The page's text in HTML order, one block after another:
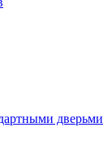
дверьми